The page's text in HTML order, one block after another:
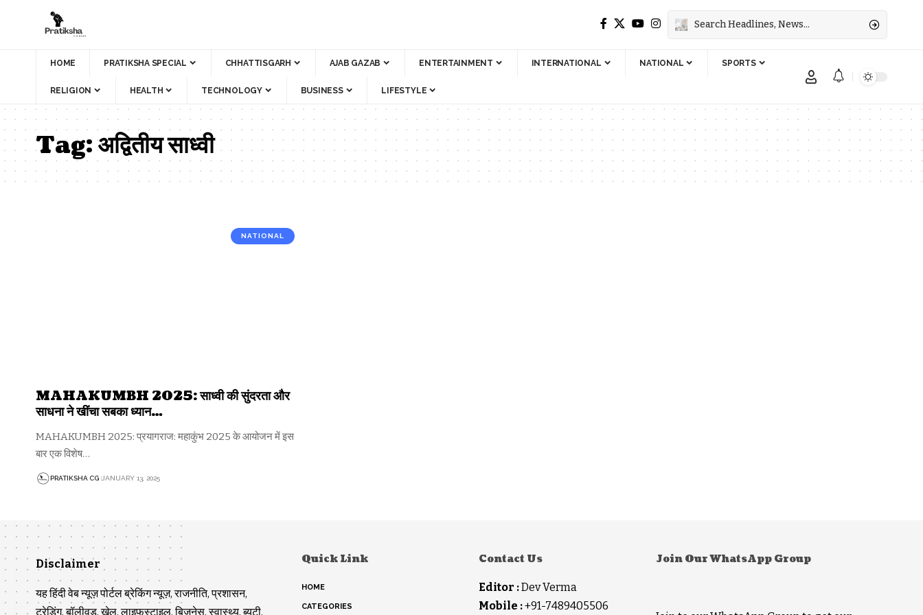
HOME PRATIKSHA SPECIAL CHHATTISGARH AJAB GAZAB ENTERTAINMENT INTERNATIONAL NATIONAL SPORTS
RELIGION HEALTH TECHNOLOGY BUSINESS LIFESTYLE
Tag:अद्वितीय साध्वी
NATIONAL
MAHAKUMBH 2025: साध्वी की सुंदरता और
साधना ने खींचा सबका ध्यान…
MAHAKUMBH 2025: प्रयागराज: महाकुंभ 2025 के आयोजन में इस
बार एक विशेष…
PRATIKSHA CG JANUARY 13, 2025
Disclaimer
यह हिंदी वेब न्यूज़ पोर्टल ब्रेकिंग न्यूज़, राजनीति, प्रशासन,
ट्रेडिंग, बॉलीवुड, खेल, लाइफस्टाइल, बिजनेस, स्वास्थ्य, ब्यूटी,
Quick Link
HOME
CATEGORIES
Contact Us
Editor :Dev Verma
Mobile :+91-7489405506
Join Our WhatsApp Group